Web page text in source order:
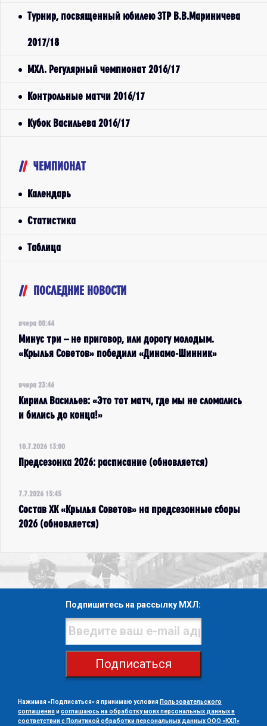
Турнир, посвященный юбилею ЗТР В.В.Мариничева
2017/18
МХЛ. Регулярный чемпионат 2016/17
Контрольные матчи 2016/17
Кубок Васильева 2016/17
ЧЕМПИОНАТ
Календарь
Статистика
Таблица
ПОСЛЕДНИЕ НОВОСТИ
вчера 00:44
Минус три – не приговор, или дорогу молодым.
«Крылья Советов» победили «Динамо-Шинник»
вчера 23:46
Кирилл Васильев: «Это тот матч, где мы не сломались
и бились до конца!»
10.7.2026 13:00
Предсезонка 2026: расписание (обновляется)
7.7.2026 15:45
Состав ХК «Крылья Советов» на предсезонные сборы
2026 (обновляется)
Подпишитесь на рассылку МХЛ:
Подписаться
Нажимая «Подписаться» я принимаю условия Пользовательского
соглашенияисоглашаюсь на обработку моих персональных данных в
соответствии с Политикой обработки персональных данных ООО «КХЛ»